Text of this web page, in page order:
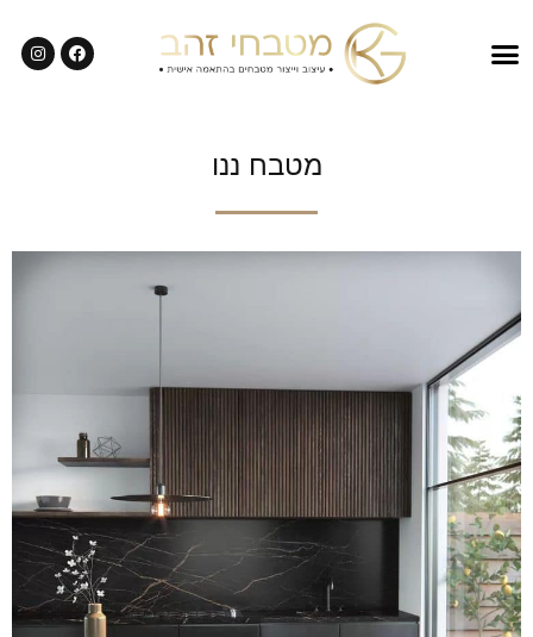
מטבח ננו